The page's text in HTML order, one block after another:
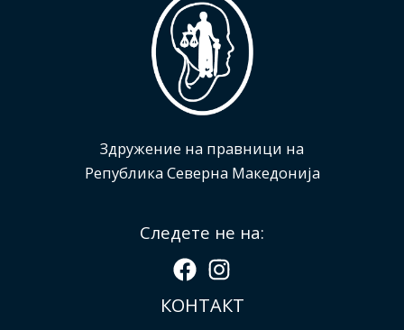
Здружение на правници на
Република Северна Македонија
Следете не на:
КОНТАКТ